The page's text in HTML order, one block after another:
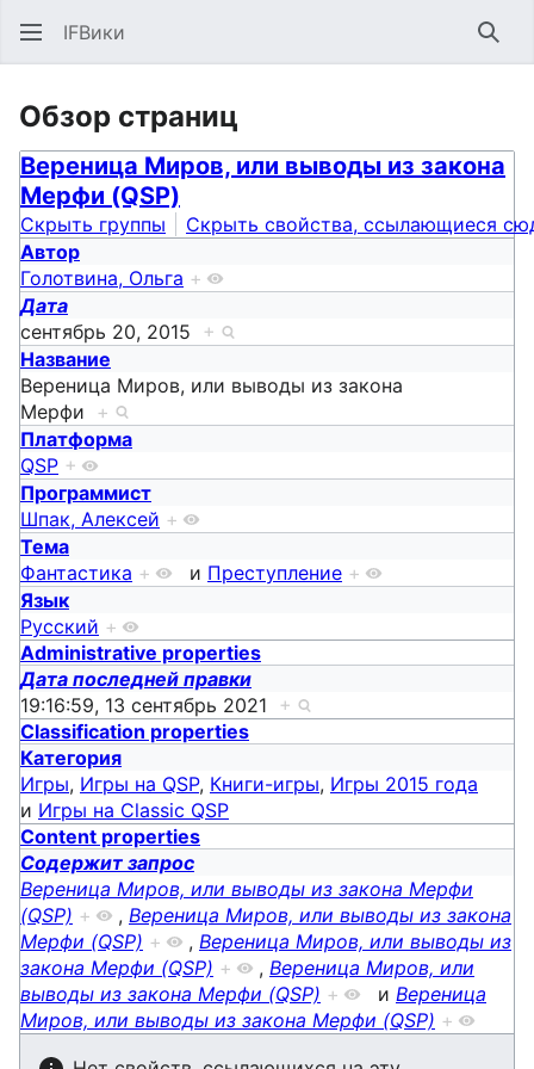
IFВики
Обзор страниц
Вереница Миров, или выводы из закона
Мерфи (QSP)
Скрыть группы
Скрыть свойства, ссылающиеся
Автор
Голотвина, Ольга +
Дата
сентябрь 20, 2015 +
Название
Вереница Миров, или выводы из закона
Мерфи +
Платформа
QSP +
Программист
Шпак, Алексей +
Тема
Фантастика + и Преступление +
Язык
Русский +
Administrative properties
Дата последней правки
19:16:59, 13 сентябрь 2021 +
Classification properties
Категория
Игры, Игры на QSP, Книги-игры, Игры 2015 года
и Игры на Classic QSP
Content properties
Содержит запрос
Вереница Миров, или выводы из закона Мерфи
(QSP) + , Вереница Миров, или выводы из закона
Мерфи (QSP) + , Вереница Миров, или выводы из
закона Мерфи (QSP) + , Вереница Миров, или
выводы из закона Мерфи (QSP) + и Вереница
Миров, или выводы из закона Мерфи (QSP) +